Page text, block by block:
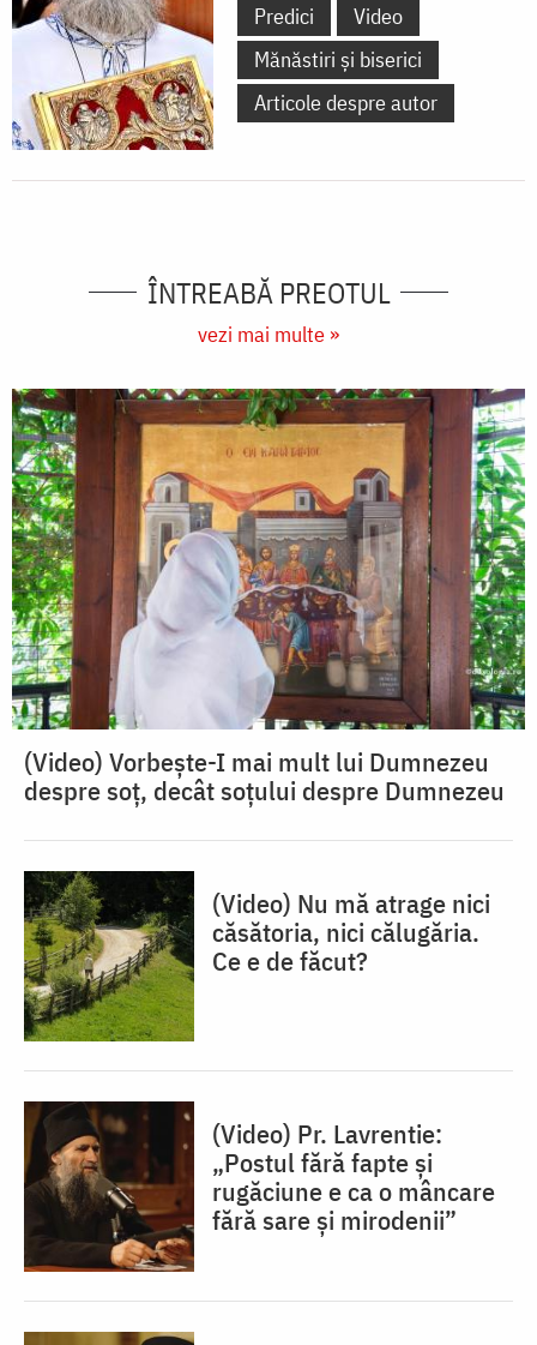
Predici
Video
Mănăstiri și biserici
Articole despre autor
ÎNTREABĂ PREOTUL
vezi mai multe »
(Video) Vorbește-I mai mult lui Dumnezeu
despre soț, decât soțului despre Dumnezeu
(Video) Nu mă atrage nici
căsătoria, nici călugăria.
Ce e de făcut?
(Video) Pr. Lavrentie:
„Postul fără fapte și
rugăciune e ca o mâncare
fără sare și mirodenii”